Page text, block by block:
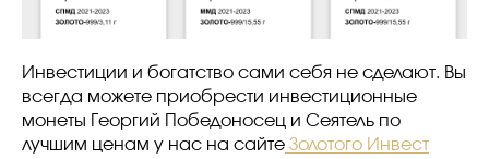
Инвестиции и богатство сами себя не сделают. Вы
всегда можете приобрести инвестиционные
монеты Георгий Победоносец и Сеятель по
лучшим ценам у нас на сайте Золотого Инвест